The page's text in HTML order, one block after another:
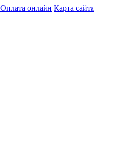
Оплата онлайн Карта сайта